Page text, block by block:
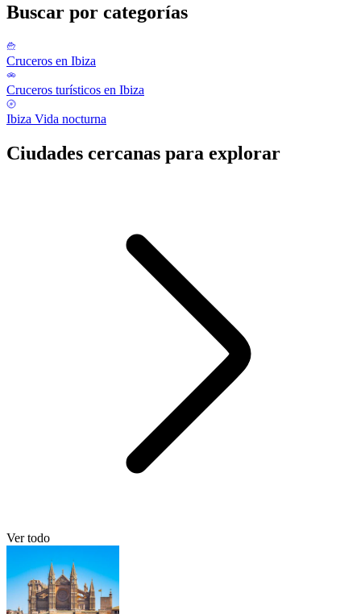
Buscar por categorías
Cruceros en Ibiza
Cruceros turísticos en Ibiza
Ibiza Vida nocturna
Ciudades cercanas para explorar
Ver todo